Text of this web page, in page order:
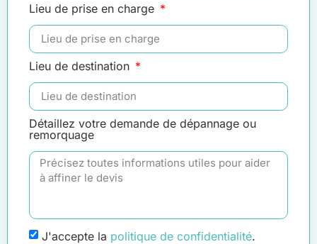
Lieu de prise en charge
Lieu de destination
Détaillez votre demande de dépannage ou
remorquage
J'accepte la politique de confidentialité.